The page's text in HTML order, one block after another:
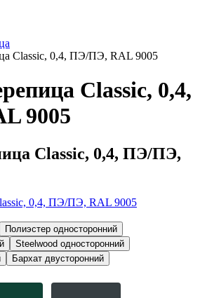
Classic, 0,4, ПЭ/ПЭ, RAL 9005
Classic, 0,4,
9005
Classic, 0,4, ПЭ/ПЭ,
Полиэстер односторонний
Steelwood односторонний
Бархат двусторонний